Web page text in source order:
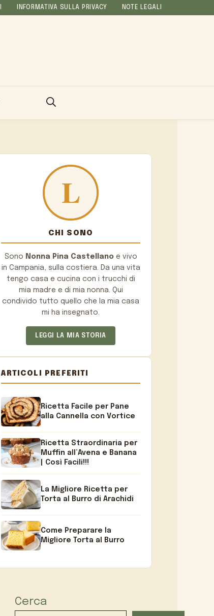
INFORMATIVA SULLA PRIVACY NOTE LEGALI
CHI SONO
Sono Nonna Pina Castellanoe vivo
in Campania, sulla costiera. Da una vita
tengo casa e cucina con i trucchi di
mia madre e di mia nonna. Qui
condivido tutto quello che la mia casa
mi ha insegnato.
LEGGI LA MIA STORIA
ARTICOLI PREFERITI
Ricetta Facile per Pane
alla Cannella con Vortice
Ricetta Straordinaria per
Muffin all’Avena e Banana
| Così Facili!!!
La Migliore Ricetta per
Torta al Burro di Arachidi
Come Preparare la
Migliore Torta al Burro
Cerca